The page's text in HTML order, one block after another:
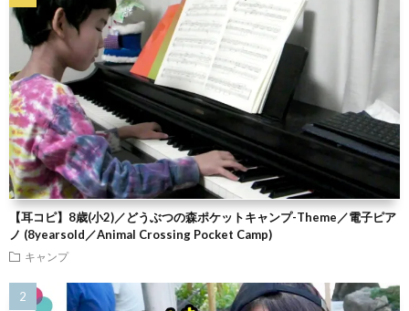
【耳コピ】8歳(小2)／どうぶつの森ポケットキャンプ-Theme／電子ピア
ノ (8yearsold／Animal Crossing Pocket Camp)
キャンプ